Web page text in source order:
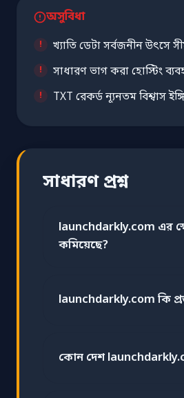
অসুবিধা
খ্যাতি ডেটা সর্বজনীন উৎসে
সাধারণ ভাগ করা হোস্টিং
TXT রেকর্ড ন্যূনতম বিশ্বাস
সাধারণ প্রশ্ন
launchdarkly.com এর
কমিয়েছে?
launchdarkly.com কি
কোন দেশ